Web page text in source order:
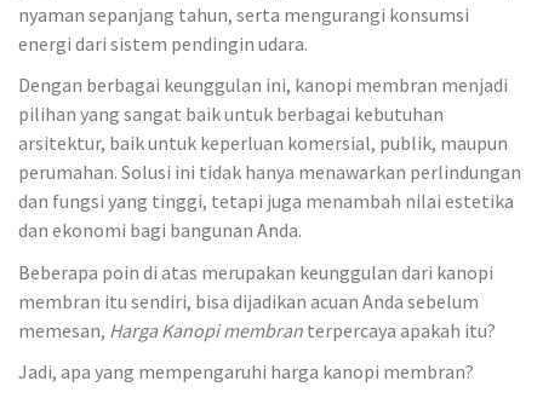
nyaman sepanjang tahun, serta mengurangi konsumsi
energi dari sistem pendingin udara.
Dengan berbagai keunggulan ini, kanopi membran menjadi
pilihan yang sangat baik untuk berbagai kebutuhan
arsitektur, baik untuk keperluan komersial, publik, maupun
perumahan. Solusi ini tidak hanya menawarkan perlindungan
dan fungsi yang tinggi, tetapi juga menambah nilai estetika
dan ekonomi bagi bangunan Anda.
Beberapa poin di atas merupakan keunggulan dari kanopi
membran itu sendiri, bisa dijadikan acuan Anda sebelum
memesan, Harga Kanopi membran terpercaya apakah itu?
Jadi, apa yang mempengaruhi harga kanopi membran?